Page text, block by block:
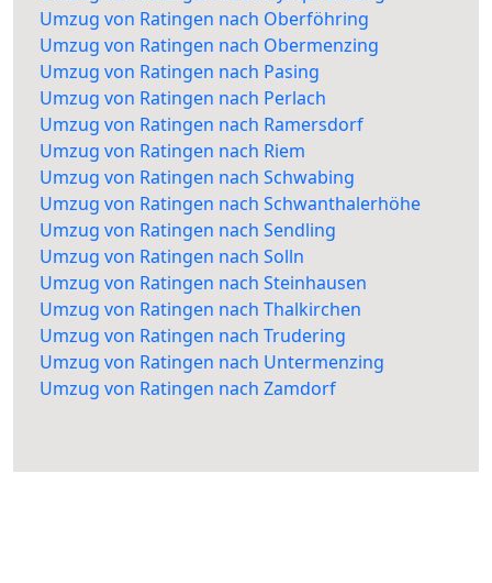
Umzug von Ratingen nach Oberföhring
Umzug von Ratingen nach Obermenzing
Umzug von Ratingen nach Pasing
Umzug von Ratingen nach Perlach
Umzug von Ratingen nach Ramersdorf
Umzug von Ratingen nach Riem
Umzug von Ratingen nach Schwabing
Umzug von Ratingen nach Schwanthalerhöhe
Umzug von Ratingen nach Sendling
Umzug von Ratingen nach Solln
Umzug von Ratingen nach Steinhausen
Umzug von Ratingen nach Thalkirchen
Umzug von Ratingen nach Trudering
Umzug von Ratingen nach Untermenzing
Umzug von Ratingen nach Zamdorf